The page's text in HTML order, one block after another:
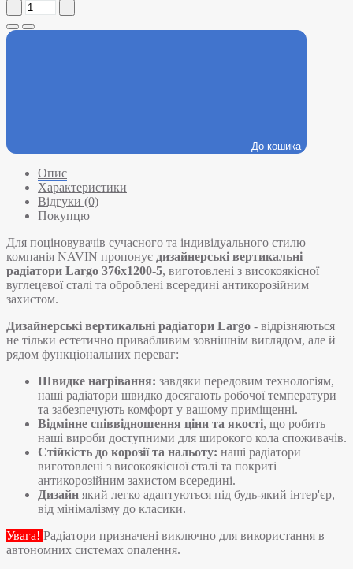
До кошика
Опис
Характеристики
Відгуки (0)
Покупцю
Для поціновувачів сучасного та індивідуального стилю
компанія NAVIN пропонує дизайнерські вертикальні
радіатори Largo 376х1200-5, виготовлені з високоякісної
вуглецевої сталі та оброблені всередині антикорозійним
захистом.
Дизайнерські вертикальні радіатори Largo - відрізняються
не тільки естетично привабливим зовнішнім виглядом, але й
рядом функціональних переваг:
Швидке нагрівання: завдяки передовим технологіям,
наші радіатори швидко досягають робочої температури
та забезпечують комфорт у вашому приміщенні.
Відмінне співвідношення ціни та якості, що робить
наші вироби доступними для широкого кола споживачів.
Стійкість до корозії та нальоту: наші радіатори
виготовлені з високоякісної сталі та покриті
антикорозійним захистом всередині.
Дизайн який легко адаптуються під будь-який інтер'єр,
від мінімалізму до класики.
Увага! Радіатори призначені виключно для використання в
автономних системах опалення.